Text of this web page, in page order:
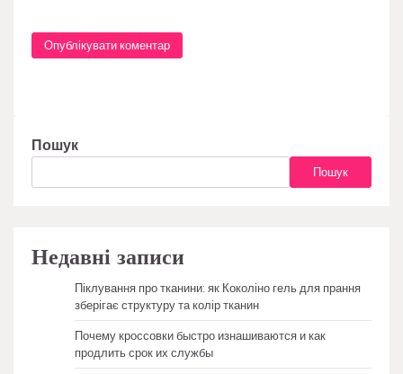
Пошук
Пошук
Недавні записи
Піклування про тканини: як Коколіно гель для прання
зберігає структуру та колір тканин
Почему кроссовки быстро изнашиваются и как
продлить срок их службы